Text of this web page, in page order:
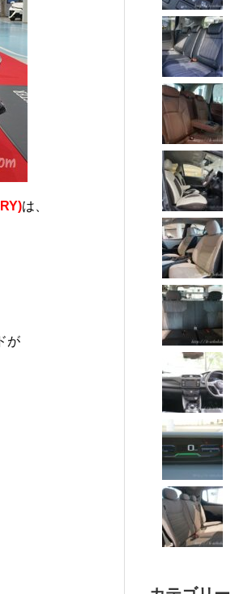
は、
が